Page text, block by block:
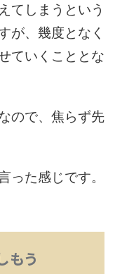
てしまうという
が、幾度となく
ていくこととな
ので、焦らず先
た感じです。
もう